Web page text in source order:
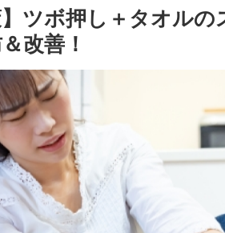
】ツボ押し＋タオル
改善！